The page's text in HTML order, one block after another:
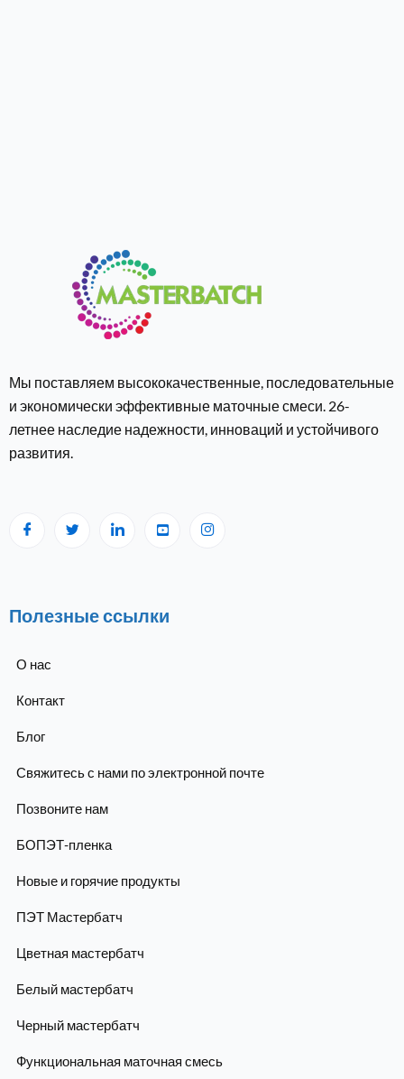
Мы поставляем высококачественные, последовательные
и экономически эффективные маточные смеси. 26-
летнее наследие надежности, инноваций и устойчивого
развития.
Полезные ссылки
О нас
Контакт
Блог
Свяжитесь с нами по электронной почте
Позвоните нам
БОПЭТ-пленка
Новые и горячие продукты
ПЭТ Мастербатч
Цветная мастербатч
Белый мастербатч
Черный мастербатч
Функциональная маточная смесь